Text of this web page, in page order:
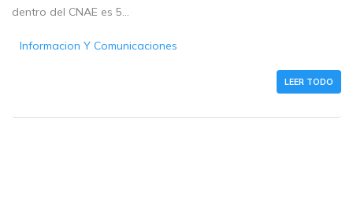
dentro del CNAE es 5...
Informacion Y Comunicaciones
LEER TODO